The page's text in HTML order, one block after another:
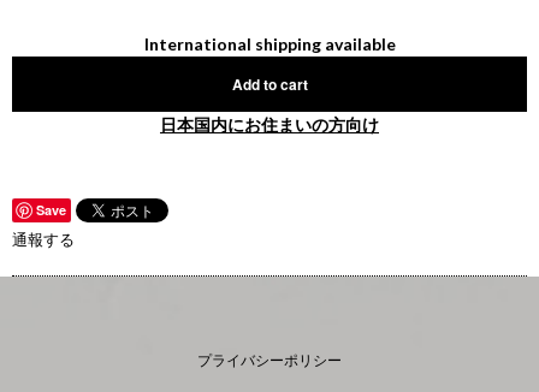
International shipping available
Add to cart
日本国内にお住まいの方向け
Save
通報する
プライバシーポリシー